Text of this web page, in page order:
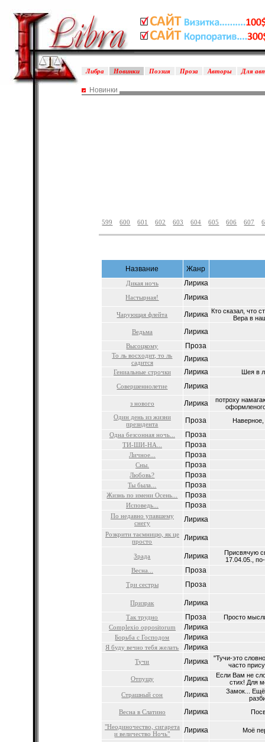
Либра Новинки Поэзия Проза Авторы Для
Новинки
599 600 601 602 603 604 605 606 607
Название Жанр
Дикая ночь Лирика
Настырная! Лирика
Чарующая флейта Лирика Кто сказал, что
Вера в
Ведьма
Лирика
Высоцкому Проза
То ль восходит, то ль
садится
Лирика
Гениальные строчки Лирика
Шея в
Совершеннолетие
Лирика
з нового Лирика
потроху
Один день из жизни
президента
Проза
Одна безсонная ночь...
Проза
ТИ-ШИ-НА... Проза
Личное... Проза
Сны. Проза
Любовь? Проза
Ты была... Проза
Жизнь по имени Осень... Проза
Исповедь... Проза
По недавно упавшему
снегу
Лирика
Розкрити таємницю, як це
просто
Лирика
Зрада Лирика
Присвячую
17.04.05.,
Весна...
Проза
Три сестры Проза
Призрак Лирика
Так трудно Проза
Просто
Complexio oppositorum
Лирика
Борьба с Господом Лирика
Я буду вечно тебя желать Лирика
Тучи Лирика
"Тучи-это
часто
Отпущу
Лирика
Если Вам не
стих! Для
Страшный сон
Лирика
Замок... Ещё
Весна в Слатино
Лирика
"Неодиночество, сигарета
и величество Ночь"
Лирика Моё